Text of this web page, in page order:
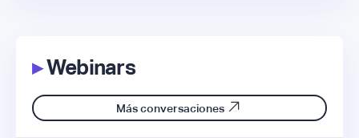
▸Webinars
Más conversaciones